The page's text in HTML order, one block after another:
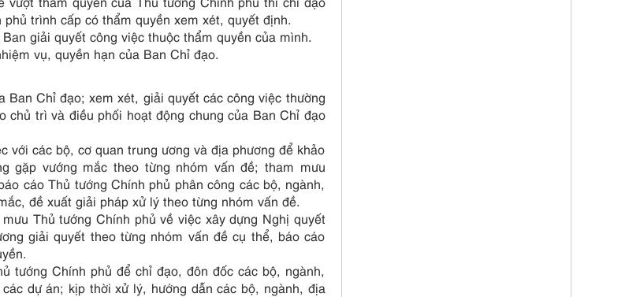
trình cấp có thẩm quyền xem xét, quyết định.
giải quyết công việc thuộc thẩm quyền của mình.
vụ, quyền hạn của Ban Chỉ đạo.
Chỉ đạo; xem xét, giải quyết các công việc thường
trì và điều phối hoạt động chung của Ban Chỉ đạo
với các bộ, cơ quan trung ương và địa phương để khảo
gặp vướng mắc theo từng nhóm vấn đề; tham mưu
cáo Thủ tướng Chính phủ phân công các bộ, ngành,
đề xuất giải pháp xử lý theo từng nhóm vấn đề.
Thủ tướng Chính phủ về việc xây dựng Nghị quyết
giải quyết theo từng nhóm vấn đề cụ thể, báo cáo
tướng Chính phủ để chỉ đạo, đôn đốc các bộ, ngành,
dự án; kịp thời xử lý, hướng dẫn các bộ, ngành, địa